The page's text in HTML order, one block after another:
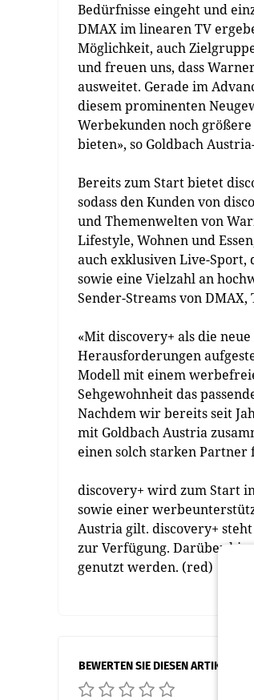
Bedürfnisse eingeht und
DMAX im linearen TV
Möglichkeit, auch
und freuen uns, dass
ausweitet. Gerade im
diesem prominenten
Werbekunden noch
bieten», so Goldbach
Bereits zum Start bietet
sodass den Kunden von
und Themenwelten von
Lifestyle, Wohnen und
auch exklusiven Live-Sport,
sowie eine Vielzahl an
Sender-Streams von DMAX,
«Mit discovery+ als die
Herausforderungen
Modell mit einem
Sehgewohnheit das
Nachdem wir bereits seit
mit Goldbach Austria
einen solch starken
discovery+ wird zum Start
sowie einer
Austria gilt. discovery+
zur Verfügung. Darüber
genutzt werden. (red)
BEWERTEN SIE DIESEN ARTIKEL